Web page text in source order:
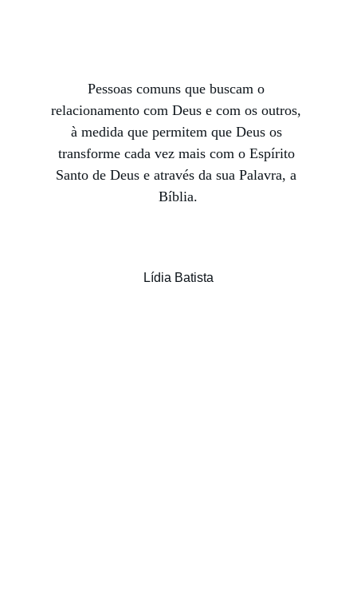
Pessoas comuns que buscam o
relacionamento com Deus e com os outros,
à medida que permitem que Deus os
transforme cada vez mais com o Espírito
Santo de Deus e através da sua Palavra, a
Bíblia.
Lídia Batista